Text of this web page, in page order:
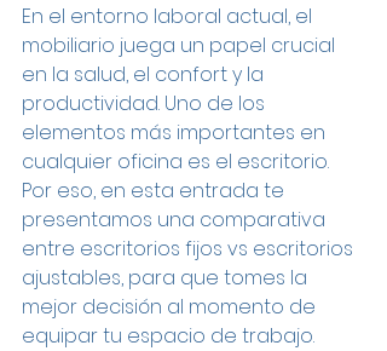
En el entorno laboral actual, el
mobiliario juega un papel crucial
en la salud, el confort y la
productividad. Uno de los
elementos más importantes en
cualquier oficina es el escritorio.
Por eso, en esta entrada te
presentamos una comparativa
entre escritorios fijos vs escritorios
ajustables, para que tomes la
mejor decisión al momento de
equipar tu espacio de trabajo.